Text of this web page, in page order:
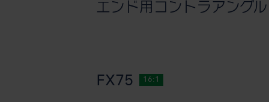
エンド用コントラアングル
FX75 16:1